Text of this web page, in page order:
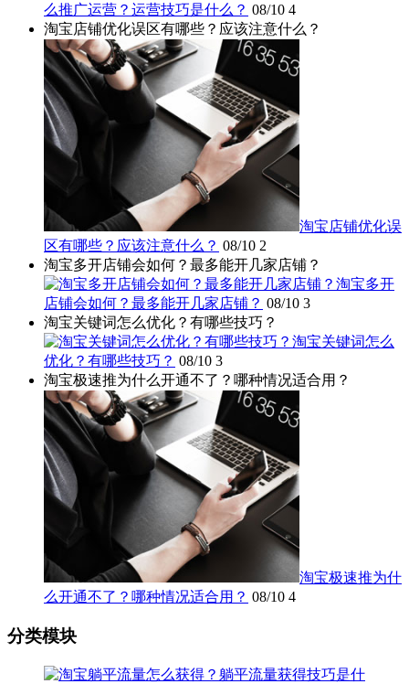
么推广运营？运营技巧是什么？ 08/10 4
淘宝店铺优化误区有哪些？应该注意什么？
淘宝店铺优化误
区有哪些？应该注意什么？ 08/10 2
淘宝多开店铺会如何？最多能开几家店铺？
淘宝多开
店铺会如何？最多能开几家店铺？ 08/10 3
淘宝关键词怎么优化？有哪些技巧？
淘宝关键词怎么
优化？有哪些技巧？ 08/10 3
淘宝极速推为什么开通不了？哪种情况适合用？
淘宝极速推为什
么开通不了？哪种情况适合用？ 08/10 4
分类模块